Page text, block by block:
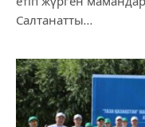
Салтанатты…